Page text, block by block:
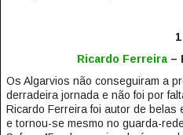
1
Ricardo Ferreira–
Os Algarvios não conseguiram a
derradeira jornada e não foi por
Ricardo Ferreira foi autor de belas
e tornou-se mesmo no guarda-